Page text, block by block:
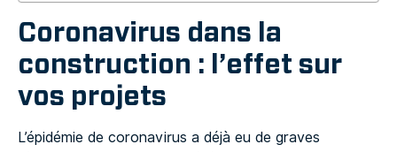
Coronavirus dans la
construction : l’effet sur
vos projets
L’épidémie de coronavirus a déjà eu de graves